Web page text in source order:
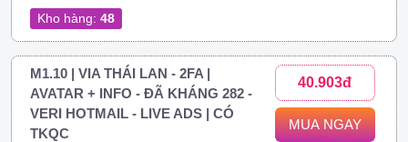
Kho hàng: 48
M1.10 | VIA THÁI LAN - 2FA |
AVATAR + INFO - ĐÃ KHÁNG 282 -
VERI HOTMAIL - LIVE ADS | CÓ
TKQC
40.903đ
MUA NGAY